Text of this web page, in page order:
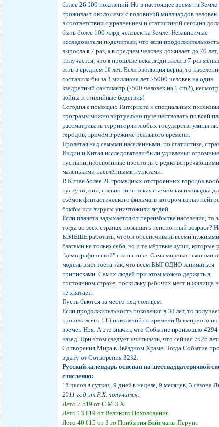
более 26 000 поколений. Но в настоящее время на Земле
проживает около семи с половиной миллиардов
в соответствии с уравнением и статистикой сегодня
быть более 100 млрд человек на Земле. Независимые
исследователи подсчитали, что если
выросла в 7 раз, а в среднем человек доживает до 70 лет,
получается, что в прошлые века люди жили в 7 раз
есть в среднем 10 лет. Если эволюция верна, то
составило бы за 3 миллиона лет 75000 человек на один
квадратный сантиметр (7500 человек на 1 cm2),
войны и стихийные бедствия!
Сегодня с помощью Интернета и специальных
программ можно виртуально путешествовать по всей
рассматривать территории любых государств, улицы
городов, причём в режиме реального времени.
Пролетая над самыми населёнными, по статистике,
Индии и Китая исследователи были удивлены: огромные
пустыни, неосвоенные просторы с редко
маленькими населёнными пунктами.
В Китае более 20 громадных отстроенных городов
пустуют, они, словно гигантская съёмочная площадка
съёмок фантастического фильма, в котором взрыв
бомбы или вирусы уничтожили людей.
Если планета задыхается от переизбытка населения, то
тогда во всех странах повышать пенсионный возраст?
БОЛЬШЕ работать, чтобы обеспечивать всеми нужными
благами не только себя, но и те мёртвые души, которые
"демографической" статистике. Сама мировая
модель выстроена так, что всем ВЫГОДНО заниматься
приписками. Самих людей при этом можно держать в
постоянном страхе, поскольку рабочих мест и жилища
не хватает.
Пусть бьются за место под солнцем.
Если продолжительность поколения в 38 лет, то
прошло всего 113 поколений со времени Всемирного
времён Ноя. А это значит, что Событие произошло 4294
назад. При этом следует учитывать, что сейчас 7526
Сотворения Мира в Звёздном Храме. Тогда Событие
в дату от Сотворения 3232.
Русский календарь основан на шестнадцатеричной
счисления:
16 часов в сутках, 9 дней в неделе, 9 месяцев, 3 сезона
2011 год от Р.Х. получится:
Лето 7 519 от С.М.З.Х.
Лето 13 019 от Великого Похолодания
Лето 40 015 от 3-го Прибытия Вайтманы Перуна